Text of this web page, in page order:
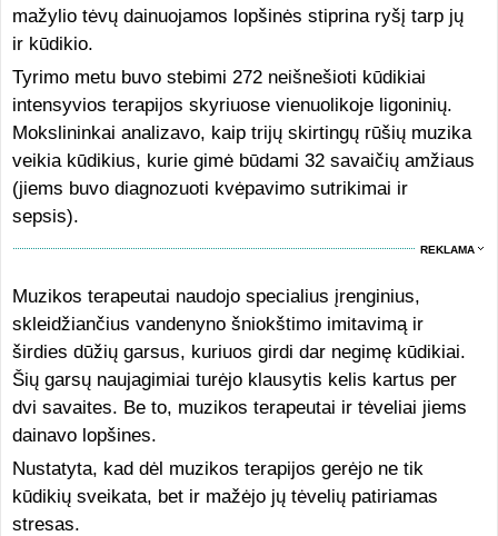
mažylio tėvų dainuojamos lopšinės stiprina ryšį tarp jų
ir kūdikio.
Tyrimo metu buvo stebimi 272 neišnešioti kūdikiai
intensyvios terapijos skyriuose vienuolikoje ligoninių.
Mokslininkai analizavo, kaip trijų skirtingų rūšių muzika
veikia kūdikius, kurie gimė būdami 32 savaičių amžiaus
(jiems buvo diagnozuoti kvėpavimo sutrikimai ir
sepsis).
REKLAMA
Muzikos terapeutai naudojo specialius įrenginius,
skleidžiančius vandenyno šniokštimo imitavimą ir
širdies dūžių garsus, kuriuos girdi dar negimę kūdikiai.
Šių garsų naujagimiai turėjo klausytis kelis kartus per
dvi savaites. Be to, muzikos terapeutai ir tėveliai jiems
dainavo lopšines.
Nustatyta, kad dėl muzikos terapijos gerėjo ne tik
kūdikių sveikata, bet ir mažėjo jų tėvelių patiriamas
stresas.